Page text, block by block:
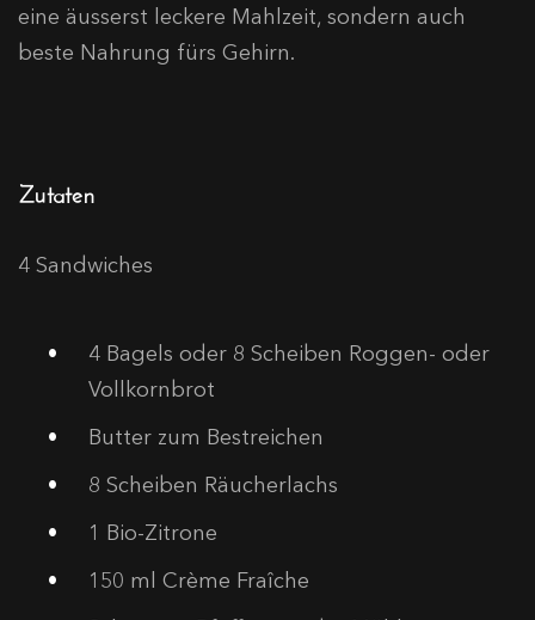
eine äusserst leckere Mahlzeit, sondern auch
beste Nahrung fürs Gehirn.
Zutaten
4 Sandwiches
4 Bagels oder 8 Scheiben Roggen- oder
Vollkornbrot
Butter zum Bestreichen
8 Scheiben Räucherlachs
1 Bio-Zitrone
150 ml Crème Fraîche